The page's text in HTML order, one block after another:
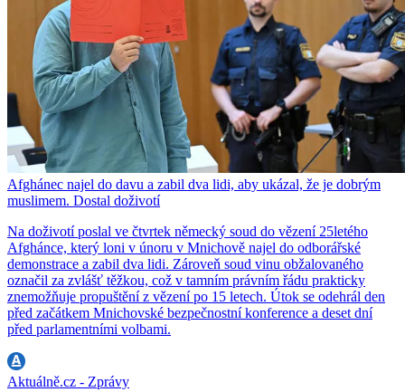
Afghánec najel do davu a zabil dva lidi, aby ukázal, že je dobrým
muslimem. Dostal doživotí
Na doživotí poslal ve čtvrtek německý soud do vězení 25letého
Afghánce, který loni v únoru v Mnichově najel do odborářské
demonstrace a zabil dva lidi. Zároveň soud vinu obžalovaného
označil za zvlášť těžkou, což v tamním právním řádu prakticky
znemožňuje propuštění z vězení po 15 letech. Útok se odehrál den
před začátkem Mnichovské bezpečnostní konference a deset dní
před parlamentními volbami.
Aktuálně.cz - Zprávy